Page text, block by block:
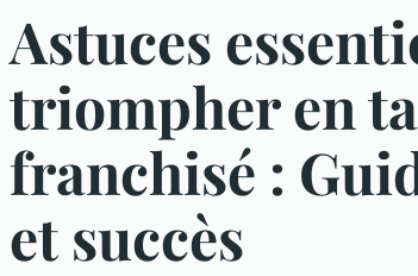
Astuces
triompher en
franchisé :
et succès